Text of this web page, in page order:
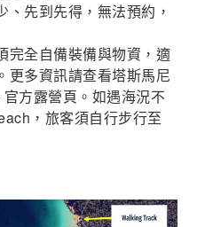
先到先得，無法預約，
完全自備裝備與物資，適
更多資訊請查看塔斯馬尼
方露營頁。如遇海況不
，旅客須自行步行至